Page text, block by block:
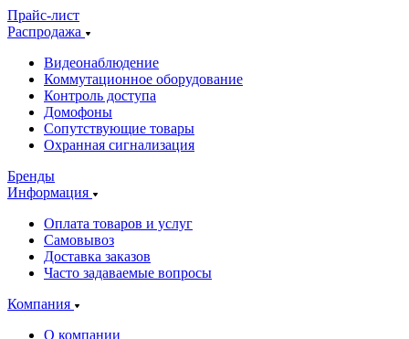
Прайс-лист
Распродажа
Видеонаблюдение
Коммутационное оборудование
Контроль доступа
Домофоны
Сопутствующие товары
Охранная сигнализация
Бренды
Информация
Оплата товаров и услуг
Самовывоз
Доставка заказов
Часто задаваемые вопросы
Компания
О компании